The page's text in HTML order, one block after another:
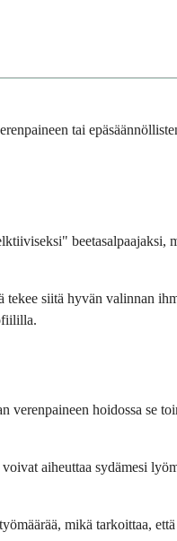
tai
beetasalpaajaksi,
tekee siitä hyvän valinnan
hoidossa se
aiheuttaa sydämesi
mikä tarkoittaa,